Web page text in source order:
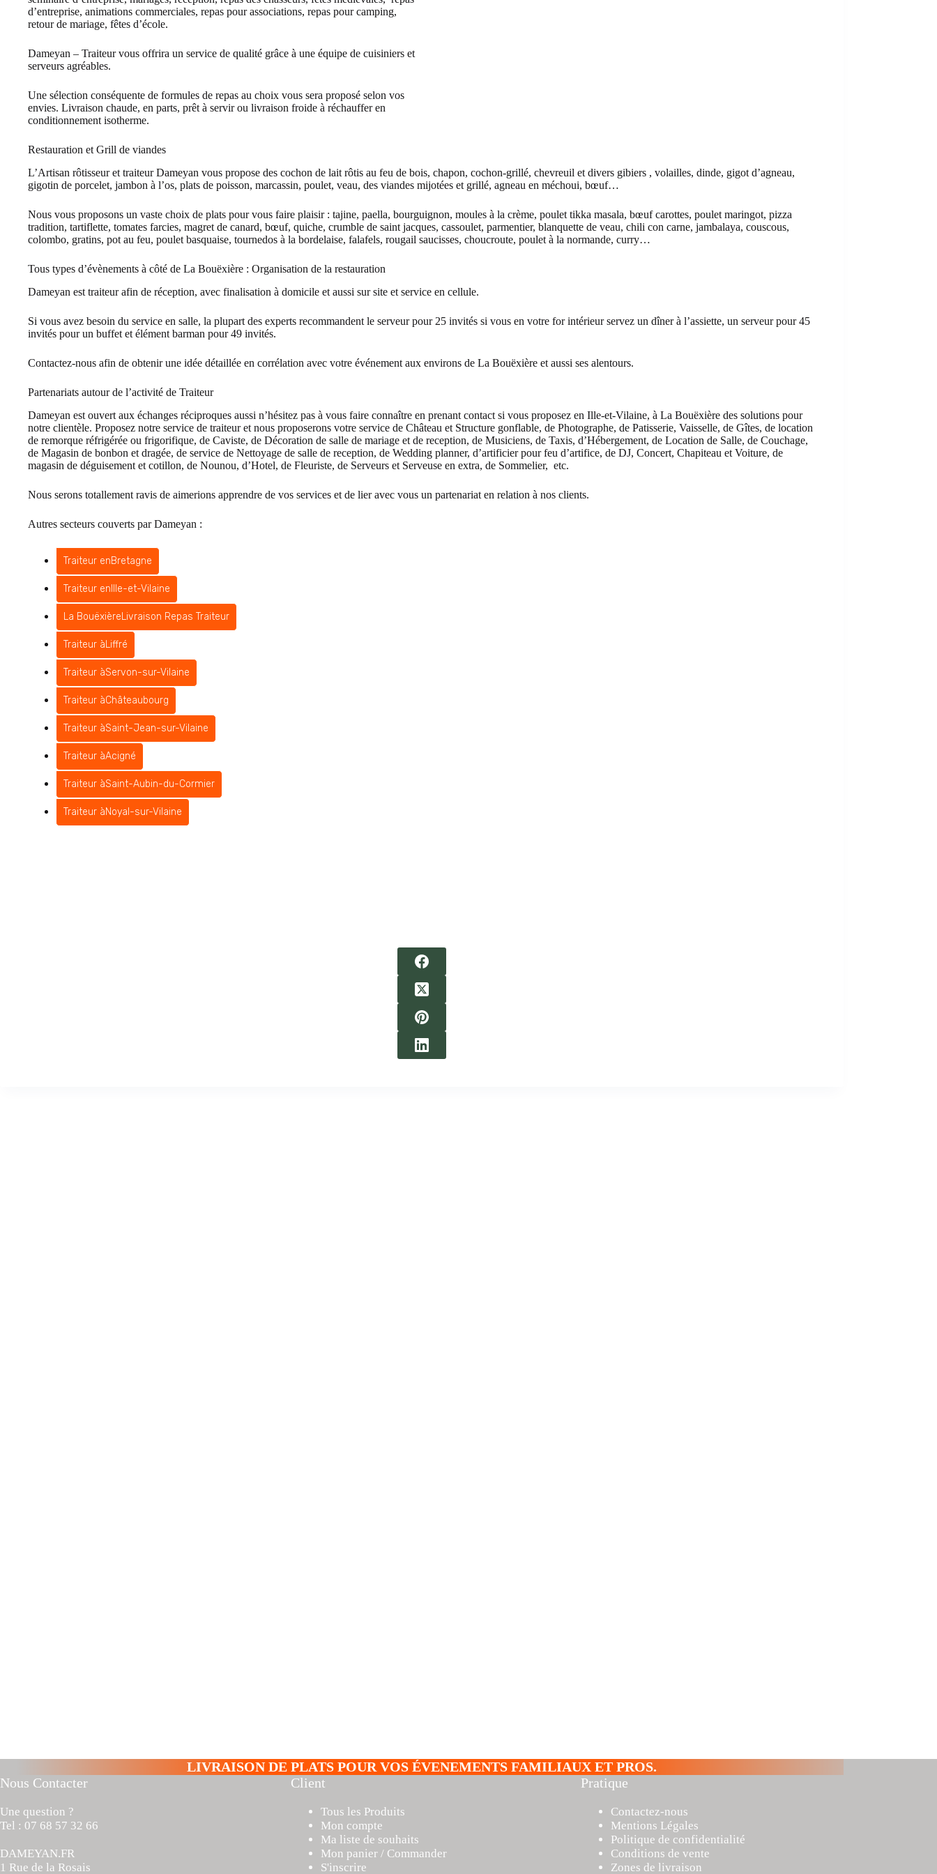
d’entreprise, animations commerciales, repas pour associations, repas pour camping,
retour de mariage, fêtes d’école.
Dameyan – Traiteur vous offrira un service de qualité grâce à une équipe de cuisiniers et
serveurs agréables.
Une sélection conséquente de formules de repas au choix vous sera proposé selon vos
envies. Livraison chaude, en parts, prêt à servir ou livraison froide à réchauffer en
conditionnement isotherme.
Restauration et Grill de viandes
L’Artisan rôtisseur et traiteur Dameyan vous propose des cochon de lait rôtis au feu de bois, chapon, cochon-grillé, chevreuil et divers gibiers , volailles, dinde, gigot d’agneau,
gigotin de porcelet, jambon à l’os, plats de poisson, marcassin, poulet, veau, des viandes mijotées et grillé, agneau en méchoui, bœuf…
Nous vous proposons un vaste choix de plats pour vous faire plaisir : tajine, paella, bourguignon, moules à la crème, poulet tikka masala, bœuf carottes, poulet maringot, pizza
tradition, tartiflette, tomates farcies, magret de canard, bœuf, quiche, crumble de saint jacques, cassoulet, parmentier, blanquette de veau, chili con carne, jambalaya, couscous,
colombo, gratins, pot au feu, poulet basquaise, tournedos à la bordelaise, falafels, rougail saucisses, choucroute, poulet à la normande, curry…
Tous types d’évènements à côté de La Bouëxière : Organisation de la restauration
Dameyan est traiteur afin de réception, avec finalisation à domicile et aussi sur site et service en cellule.
Si vous avez besoin du service en salle, la plupart des experts recommandent le serveur pour 25 invités si vous en votre for intérieur servez un dîner à l’assiette, un serveur pour 45
invités pour un buffet et élément barman pour 49 invités.
Contactez-nous afin de obtenir une idée détaillée en corrélation avec votre événement aux environs de La Bouëxière et aussi ses alentours.
Partenariats autour de l’activité de Traiteur
Dameyan est ouvert aux échanges réciproques aussi n’hésitez pas à vous faire connaître en prenant contact si vous proposez en Ille-et-Vilaine, à La Bouëxière des solutions pour
notre clientèle. Proposez notre service de traiteur et nous proposerons votre service de Château et Structure gonflable, de Photographe, de Patisserie, Vaisselle, de Gîtes, de location
de remorque réfrigérée ou frigorifique, de Caviste, de Décoration de salle de mariage et de reception, de Musiciens, de Taxis, d’Hébergement, de Location de Salle, de Couchage,
de Magasin de bonbon et dragée, de service de Nettoyage de salle de reception, de Wedding planner, d’artificier pour feu d’artifice, de DJ, Concert, Chapiteau et Voiture, de
magasin de déguisement et cotillon, de Nounou, d’Hotel, de Fleuriste, de Serveurs et Serveuse en extra, de Sommelier, etc.
Nous serons totallement ravis de aimerions apprendre de vos services et de lier avec vous un partenariat en relation à nos clients.
Autres secteurs couverts par Dameyan :
Traiteur enBretagne
Traiteur en Ille-et-Vilaine
La BouëxièreLivraison Repas Traiteur
Traiteur àLiffré
Traiteur àServon-sur-Vilaine
Traiteur àChâteaubourg
Traiteur àSaint-Jean-sur-Vilaine
Traiteur àAcigné
Traiteur àSaint-Aubin-du-Cormier
Traiteur àNoyal-sur-Vilaine
LIVRAISON DE PLATS POUR VOS ÉVENEMENTS FAMILIAUX ET PROS.
Nous Contacter
Une question ?
Tel : 07 68 57 32 66
DAMEYAN.FR
1 Rue de la Rosais
Client
Tous les Produits
Mon compte
Ma liste de souhaits
Mon panier / Commander
S'inscrire
Pratique
Contactez-nous
Mentions Légales
Politique de confidentialité
Conditions de vente
Zones de livraison